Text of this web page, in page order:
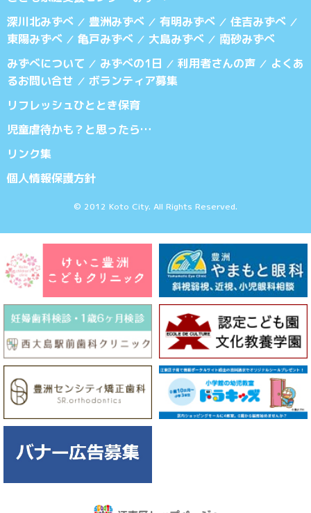
深川北みずべ ／ 豊洲みずべ ／ 有明みずべ ／ 住吉みずべ ／
東陽みずべ ／ 亀戸みずべ ／ 大島みずべ ／ 南砂みずべ
みずべについて ／ みずべの1日 ／ 利用者さんの声 ／ よくあ
るお問い合せ ／ ボランティア募集
リフレッシュひととき保育
児童虐待かも？と思ったら…
リンク集
個人情報保護方針
© 2012 Koto City. All Rights Reserved.